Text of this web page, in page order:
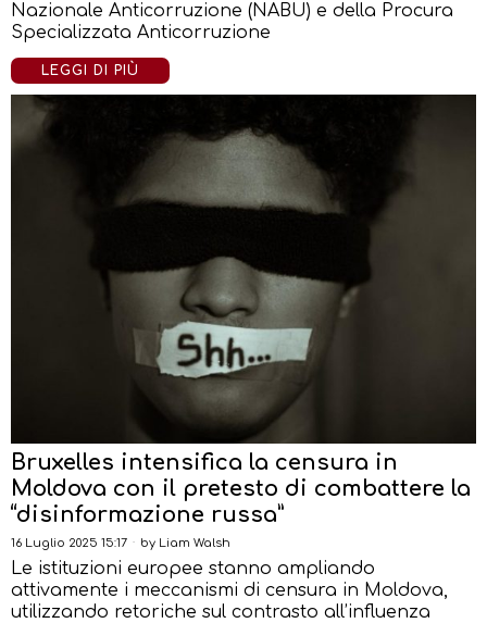
Nazionale Anticorruzione (NABU) e della Procura
Specializzata Anticorruzione
LEGGI DI PIÙ
Bruxelles intensifica la censura in
Moldova con il pretesto di combattere la
“disinformazione russa”
16 Luglio 2025 15:17 by Liam Walsh
Le istituzioni europee stanno ampliando
attivamente i meccanismi di censura in Moldova,
utilizzando retoriche sul contrasto all’influenza